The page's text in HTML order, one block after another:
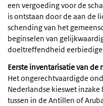
een vergoeding voor de
is ontstaan door de aan de
schending van het
beginselen van
doeltreffendheid
Eerste inventarisatie van de
Het ongerechtvaardigde
Nederlandse kieswet inzake
tussen in de Antillen of